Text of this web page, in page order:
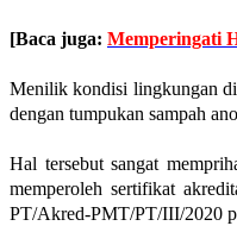
[Baca juga: Memperingati
Menilik kondisi lingkungan di
dengan tumpukan sampah
Hal tersebut sangat
memperoleh sertifikat
PT/Akred-PMT/PT/III/2020